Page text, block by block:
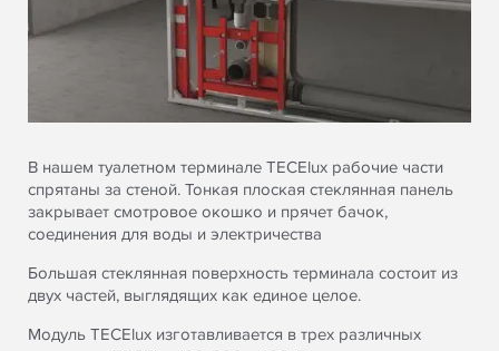
В нашем туалетном терминале TECElux рабочие части
спрятаны за стеной. Тонкая плоская стеклянная панель
закрывает смотровое окошко и прячет бачок,
соединения для воды и электричества
Большая стеклянная поверхность терминала состоит из
двух частей, выглядящих как единое целое.
Модуль TECElux изготавливается в трех различных